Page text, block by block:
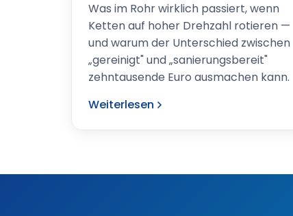
Was im Rohr wirklich passiert, wenn
Ketten auf hoher Drehzahl rotieren —
und warum der Unterschied zwischen
„gereinigt" und „sanierungsbereit"
zehntausende Euro ausmachen kann.
Weiterlesen